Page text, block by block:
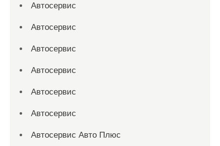
Автосервис
Автосервис
Автосервис
Автосервис
Автосервис
Автосервис
Автосервис Авто Плюс